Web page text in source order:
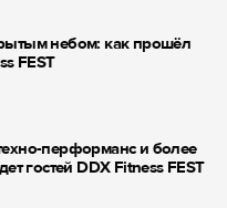
небом: как прошёл
FEST
перформанс и более
гостей DDX Fitness FEST